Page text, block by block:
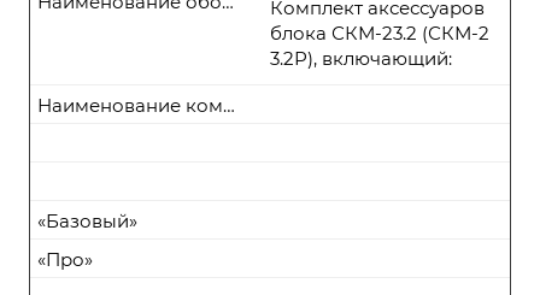
Комплект аксессуаров
блока СКМ-23.2 (СКМ-2
3.2Р), включающий:
Наименование комплекта поставки
«Базовый»
«Про»